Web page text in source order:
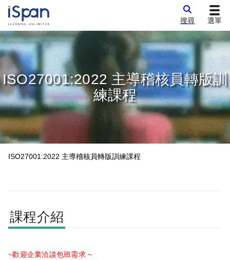
搜尋 選單
ISO27001:2022 主導稽核員轉版訓
練課程
ISO27001:2022 主導稽核員轉版訓練課程
課程介紹
~歡迎企業洽談包班需求 ~